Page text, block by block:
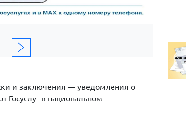
и заключения — уведомления о
Госуслуг в национальном